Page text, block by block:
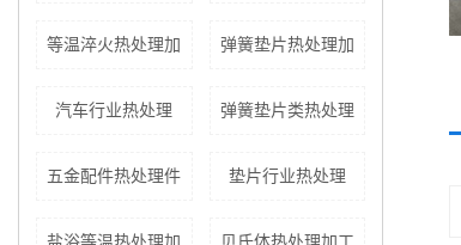
等温淬火热处理加 弹簧垫片热处理加
汽车行业热处理 弹簧垫片类热处理
五金配件热处理件 垫片行业热处理